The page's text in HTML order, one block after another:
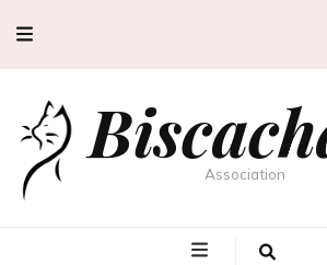
Association